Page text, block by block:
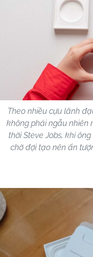
Theo nhiều cựu lãnh
không phải ngẫu nhiên
thời Steve Jobs, khi
chờ đợi tạo nên ấn